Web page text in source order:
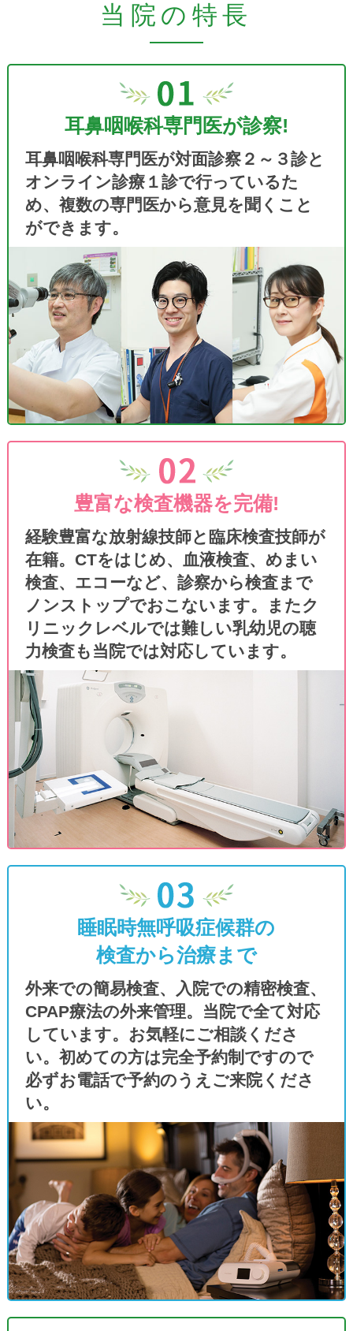
4月の担当医師変更
6日(月)杉﨑院長→守医師
10日(金)午後杉﨑院長→守医師
ご確認の程よろしくお願いいたします
睡眠時無呼吸症候群の当院検査・治療実
績(2026年6月現在)
当院では2006年以降、簡易PSG検査4173
件、入院PSG検査2514件、入院タイトレー
ション検査1439件行っております。
当院でCPAPを開始された患者さまは1439
名。当院で現在CPAP治療で通院中の方は
705名、当院で治療安定し近医に転院された
方は643名、CPAP終了しマウスピース治療
となった方は91名です。
またPSG検査後にCPAP治療を選択せず、歯
科に紹介しマウスピース治療を始めた方は
717名です。
めまいが起こりやすい季節の変わり目
強く、めまいが出現しやすい時期です。
当院ではめまいの原因検索に、耳レントゲ
ン・中耳CT、50歩足踏み検査、重心動揺・
力検査、頸動脈ドップラー(椎骨脳底動脈循
環不全)など施行し、より適切な治療をご案
内しております。
めまい検査は1時間ほど要するため、検査を
ご希望される方は午前中の早い時間(9時から
10時頃まで)にご来院していただくとスムー
ズに検査にご案内できます。遅い時間の受診
ですと、当日午後や翌日以降の検査をご案内
させていただく場合があります。
提携駐車場について
当院東隣の高橋第２駐車場（11台・無料)が
提携駐車場です。
当院敷地内駐車場(12台)が混雑している時は
ぜひご利用ください。
スギ花粉に対する舌下免疫療法『シダ
キュア』
スギ花粉飛散終了後から開始可能で当院では
GW明けより新規処方開始します。近年需要
急増と原料不足により開始できる患者数が限
られております。
新規でシダキュア開始を希望される患者さま
は、当院のWEB予約受付で
【5月7日以降】
【舌下免疫療法やゾレアを始めたい方の初回
のご予約】
を必ずご予約ください。
WEB予約完了で薬の確保ではありません。
門前薬局の在庫がなくなり次第終了となりま
す。始めたい方は5月7日以降の早めのお日に
ちでWEB予約を行ってください。
初めて受診される方へ
初めて受診される方、保険証や医療受給券の
変更があった方は、カルテ作成にお時間を要
当院の特長
耳鼻咽喉科専門医が診察!
耳鼻咽喉科専門医が対面診察２～３診と
オンライン診療１診で行っているた
め、複数の専門医から意見を聞くこと
ができます。
豊富な検査機器を完備!
経験豊富な放射線技師と臨床検査技師が
在籍。CTをはじめ、血液検査、めまい
検査、エコーなど、診察から検査まで
ノンストップでおこないます。またク
リニックレベルでは難しい乳幼児の聴
力検査も当院では対応しています。
睡眠時無呼吸症候群の
検査から治療まで
外来での簡易検査、入院での精密検査、
CPAP療法の外来管理。当院で全て対応
しています。お気軽にご相談くださ
い。初めての方は完全予約制ですので
必ずお電話で予約のうえご来院くださ
い。